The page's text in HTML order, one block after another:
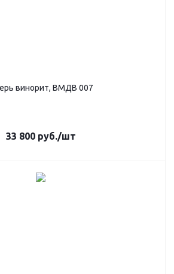
винорит, ВМДВ 007
33 800руб./шт